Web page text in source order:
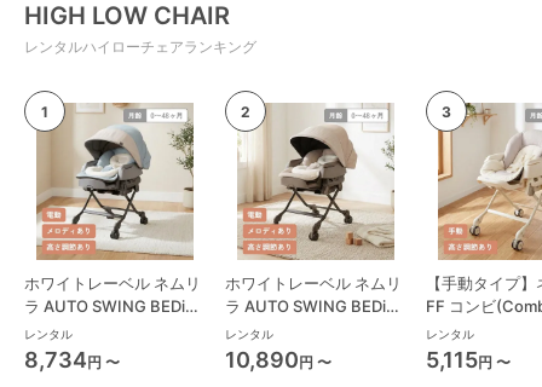
HIGH LOW CHAIR
レンタルハイローチェアランキング
ホワイトレーベル ネムリ
ラ AUTO SWING BEDi
Long スリープシェル EG
コンビ(Combi) ハイロー
チェア・ベビーラック
レンタル
8,734円 〜
ホワイトレーベル ネムリ
ラ AUTO SWING BEDi
Long スリープシェル EG
＋ コンビ(Combi) ハイロ
ーチェア・ベビーラック
レンタル
10,890円 〜
【手動タイプ
FF コンビ
ーチェア・ベビ
レンタル
5,115円 〜